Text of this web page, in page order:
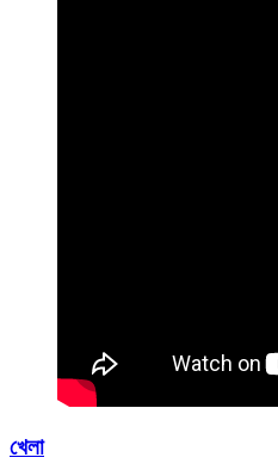
খেলা